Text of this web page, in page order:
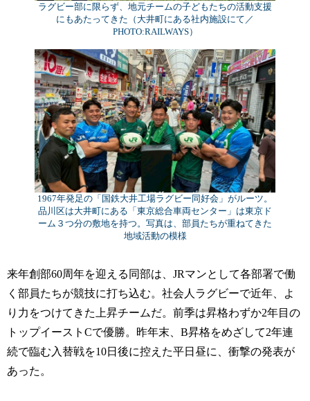
ラグビー部に限らず、地元チームの子どもたちの活動支援
にもあたってきた（大井町にある社内施設にて／
PHOTO:RAILWAYS）
1967年発足の「国鉄大井工場ラグビー同好会」がルーツ。
品川区は大井町にある「東京総合車両センター」は東京ド
ーム３つ分の敷地を持つ。写真は、部員たちが重ねてきた
地域活動の模様
来年創部60周年を迎える同部は、JRマンとして各部署で働
く部員たちが競技に打ち込む。社会人ラグビーで近年、よ
り力をつけてきた上昇チームだ。前季は昇格わずか2年目の
トップイーストCで優勝。昨年末、B昇格をめざして2年連
続で臨む入替戦を10日後に控えた平日昼に、衝撃の発表が
あった。